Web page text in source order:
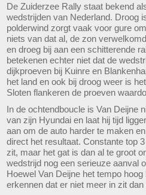
De Zuiderzee Rally staat bekend
wedstrijden van Nederland. Droog
polderwind zorgt vaak voor gure
niets van dat al, de zon
en droeg bij aan een schitterende
betekenen echter niet dat de
dijkproeven bij Kuinre en
het land en ook bij droog weer is
Sloten flankeren de proeven
In de ochtendboucle is Van Deijne
van zijn Hyundai en laat hij tijd
aan om de auto harder te maken
direct het resultaat. Constante top
zit, maar het gat is dan al te groot
wedstrijd nog een serieuze aanval
Hoewel Van Deijne het tempo
erkennen dat er niet meer in zit